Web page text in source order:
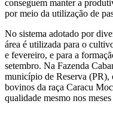
conseguem manter a
por meio da utilização de
No sistema adotado por
área é utilizada para o
e fevereiro, e para a
setembro. Na Fazenda
município de Reserva (PR),
bovinos da raça Caracu
qualidade mesmo nos